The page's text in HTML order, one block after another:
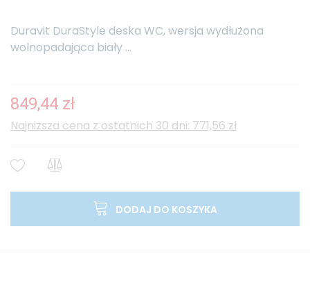
Duravit DuraStyle deska WC, wersja wydłużona
wolnopadająca biały ...
849,44 zł
Najniższa cena z ostatnich 30 dni: 771,56 zł
DODAJ DO KOSZYKA